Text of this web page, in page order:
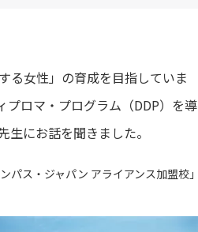
る女性」の育成を目指していま
プロマ・プログラム（DDP）を導
にお話を聞きました。
パス・ジャパン アライアンス加盟校」